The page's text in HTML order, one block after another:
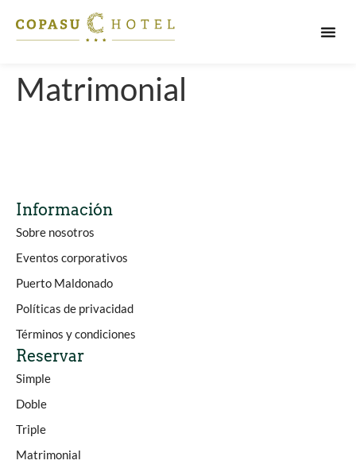
Matrimonial
Información
Sobre nosotros
Eventos corporativos
Puerto Maldonado
Políticas de privacidad
Términos y condiciones
Reservar
Simple
Doble
Triple
Matrimonial